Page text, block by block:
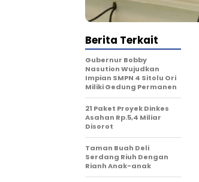
Berita Terkait
Gubernur Bobby
Nasution Wujudkan
Impian SMPN 4 Sitolu Ori
Miliki Gedung Permanen
21 Paket Proyek Dinkes
Asahan Rp.5,4 Miliar
Disorot
Taman Buah Deli
Serdang Riuh Dengan
Rianh Anak-anak